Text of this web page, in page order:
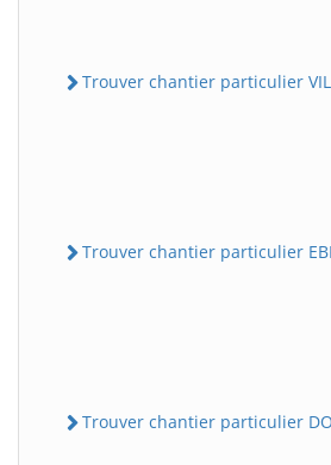
Trouver chantier particulier
Trouver chantier particulier
Trouver chantier particulier